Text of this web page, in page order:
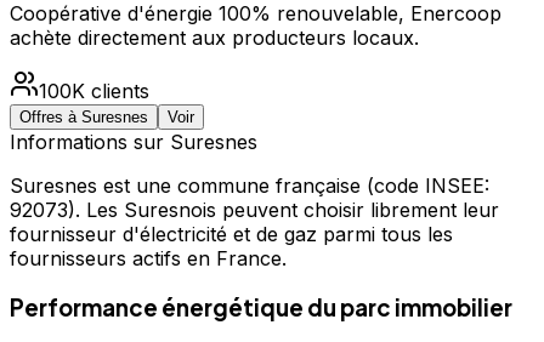
Coopérative d'énergie 100% renouvelable, Enercoop
achète directement aux producteurs locaux.
100K clients
Offres à Suresnes Voir
Informations sur Suresnes
Suresnes est une commune française (code INSEE:
92073). Les Suresnois peuvent choisir librement leur
fournisseur d'électricité et de gaz parmi tous les
fournisseurs actifs en France.
Performance énergétique du parc immobilier